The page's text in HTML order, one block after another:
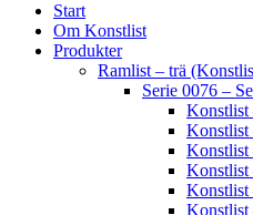
Start
Om Konstlist
Produkter
Ramlist – trä
Serie 0076 –
Konstlist
Konstlist
Konstlist
Konstlist
Konstlist
Konstlist